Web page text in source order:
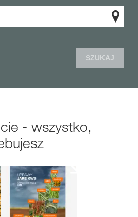
SZUKAJ
- wszystko,